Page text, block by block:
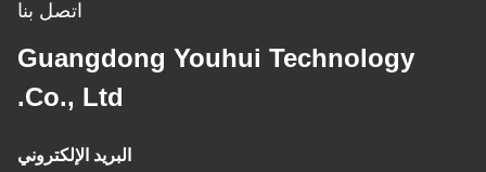
Guangdong Youhui